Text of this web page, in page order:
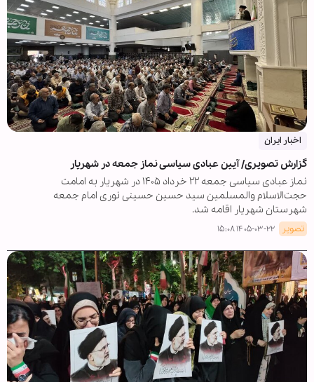
اخبار ایران
گزارش تصویری/ آیین عبادی سیاسی نماز جمعه در شهریار
نماز عبادی سیاسی جمعه ۲۲ خرداد ۱۴۰۵ در شهریار به امامت
حجت‌الاسلام والمسلمین سید حسین حسینی نوری امام جمعه
شهرستان شهریار اقامه شد.
تصویر ۱۴۰۵-۰۳-۲۲ ۱۵:۰۸